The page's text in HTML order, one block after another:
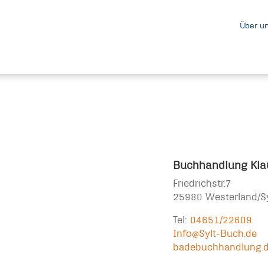
Über
Buchhandlung
Friedrichstr.7
25980 Westerland/
Tel: 04651/22609
Info@Sylt-Buch.de